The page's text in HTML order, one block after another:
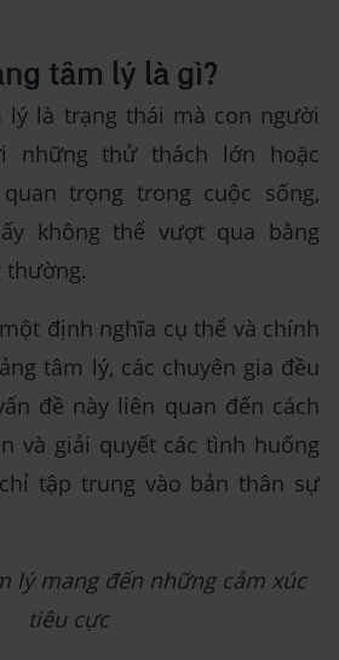
tâm lý là gì?
lý là trạng thái mà con người
những thử thách lớn hoặc
trọng trong cuộc sống,
không thể vượt qua bằng
thường.
định nghĩa cụ thể và chính
tâm lý, các chuyên gia đều
đề này liên quan đến cách
và giải quyết các tình huống
tập trung vào bản thân sự
lý mang đến những cảm xúc
tiêu cực